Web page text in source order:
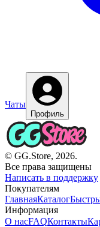
Чаты
Профиль
© GG.Store, 2026.
Все права защищены
Написать в поддержку
Покупателям
ГлавнаяКаталог
Информация
О насFAQКонтакты